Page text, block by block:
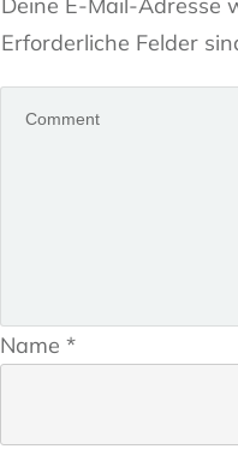
Erforderliche Felder
Name *